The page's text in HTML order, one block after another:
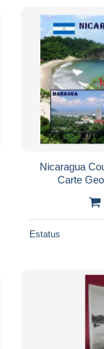
Nicaragua
Carte
Estatus